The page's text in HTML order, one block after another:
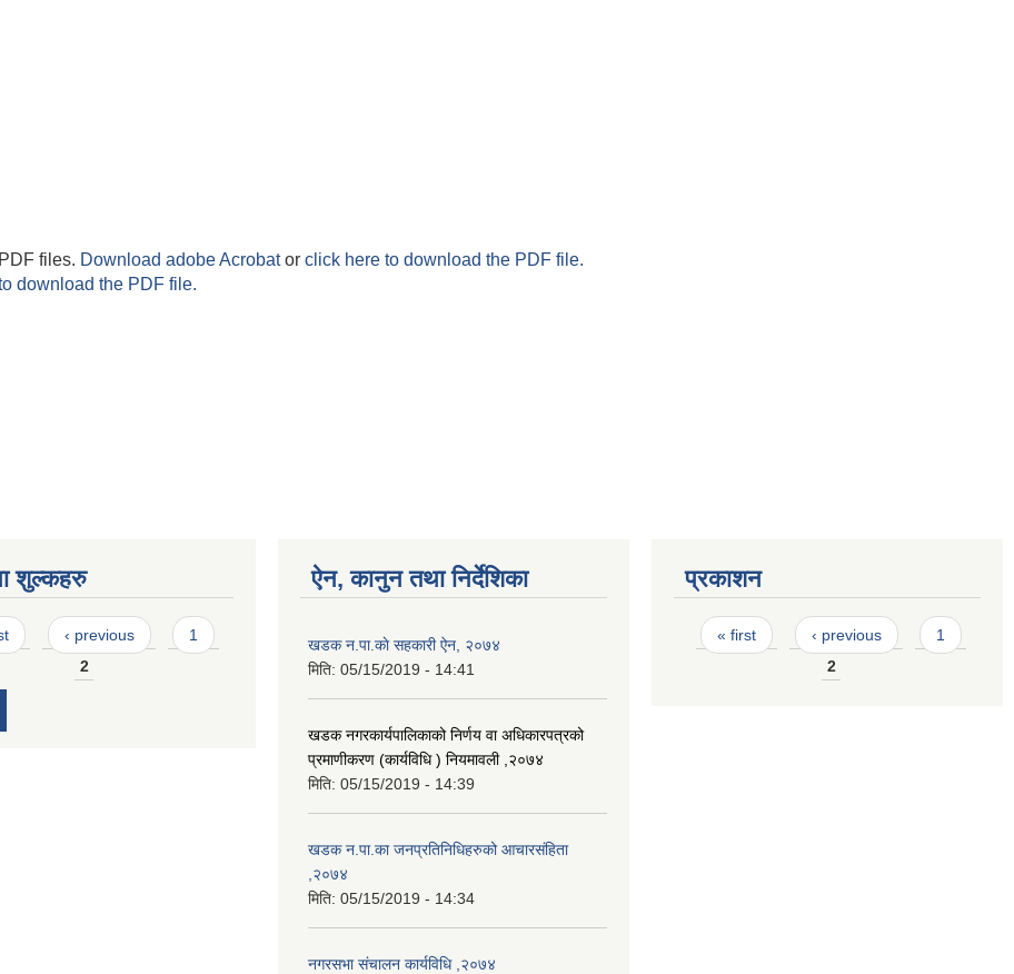
files. Download adobe Acrobator click here to download the PDF file.
download the PDF file.
शुल्कहरु
‹ previous
1
2
ऐन, कानुन तथा निर्देशिका
खडक न.पा.काे सहकारी ऐन, २०७४
मिति: 05/15/2019 - 14:41
खडक नगरकार्यपालिकाको निर्णय वा अधिकारपत्रको
प्रमाणीकरण (कार्यविधि ) नियमावली ,२०७४
मिति: 05/15/2019 - 14:39
खडक न.पा.का जनप्रतिनिधिहरुको आचारसंहिता
,२०७४
मिति: 05/15/2019 - 14:34
नगरसभा संचालन कार्यविधि ,२०७४
प्रकाशन
Pages
« first ‹ previous
1
2